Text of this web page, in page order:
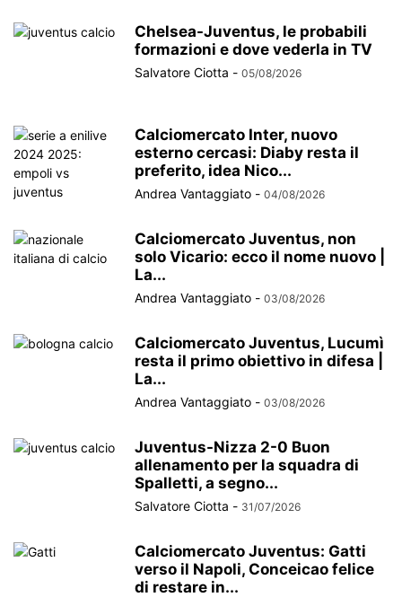
Chelsea-Juventus, le probabili
formazioni e dove vederla in TV
Salvatore Ciotta - 05/08/2026
Calciomercato Inter, nuovo
esterno cercasi: Diaby resta il
preferito, idea Nico...
Andrea Vantaggiato - 04/08/2026
Calciomercato Juventus, non
solo Vicario: ecco il nome nuovo |
La...
Andrea Vantaggiato - 03/08/2026
Calciomercato Juventus, Lucumì
resta il primo obiettivo in difesa |
La...
Andrea Vantaggiato - 03/08/2026
Juventus-Nizza 2-0 Buon
allenamento per la squadra di
Spalletti, a segno...
Salvatore Ciotta - 31/07/2026
Calciomercato Juventus: Gatti
verso il Napoli, Conceicao felice
di restare in...